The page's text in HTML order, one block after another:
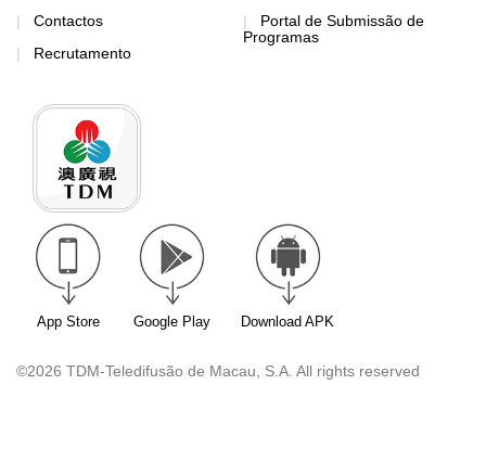
Contactos
Recrutamento
Portal de Submissão de
Programas
App Store Google Play Download APK
©2026 TDM-Teledifusão de Macau, S.A. All rights reserved